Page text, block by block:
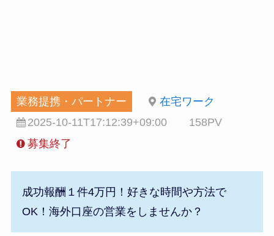
業務提携・パートナー
在宅ワーク
2025-10-11T17:12:39+09:00
158PV
募集終了
成功報酬１件4万円！好きな時間や方法で
OK！海外口座の営業をしませんか？